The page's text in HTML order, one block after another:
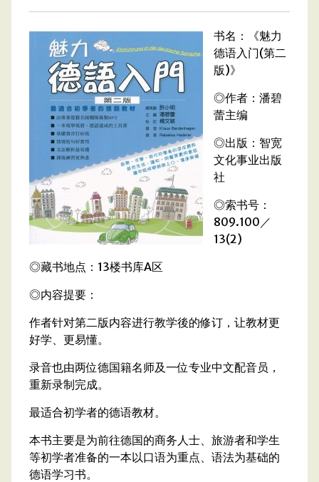
书名：《魅力
德语入门(第二
版)》
◎作者：潘碧
蕾主编
◎出版：智宽
文化事业出版
社
◎索书号：
809.100／
13(2)
◎藏书地点：13楼书库A区
◎内容提要：
作者针对第二版内容进行教学後的修订，让教材更
好学、更易懂。
录音也由两位德国籍名师及一位专业中文配音员，
重新录制完成。
最适合初学者的德语教材。
本书主要是为前往德国的商务人士、旅游者和学生
等初学者准备的一本以口语为重点、语法为基础的
德语学习书。